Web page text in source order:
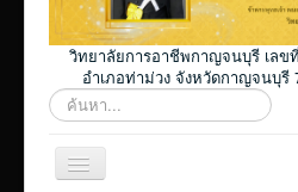
วิทยาลัยการอาชีพกาญจนบุรี เลข
อำเภอท่าม่วง จังหวัดกาญจนบุรี
ค้นหา...
สลับ